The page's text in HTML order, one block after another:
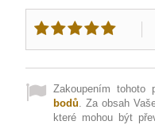
Zakoupením
bodů. Za obsah
které mohou být